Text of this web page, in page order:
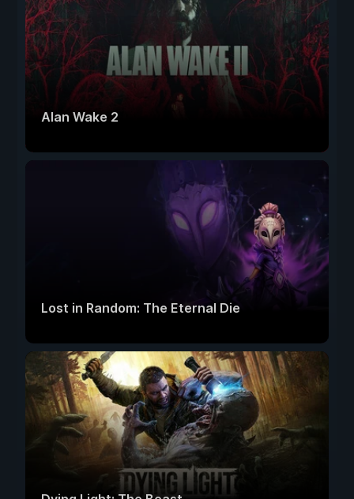
Alan Wake 2
Lost in Random: The Eternal Die